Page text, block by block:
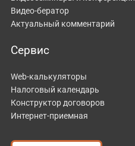
Видео-бератор
Актуальный комментарий
Сервис
Web-калькуляторы
Налоговый календарь
Конструктор договоров
Интернет-приемная